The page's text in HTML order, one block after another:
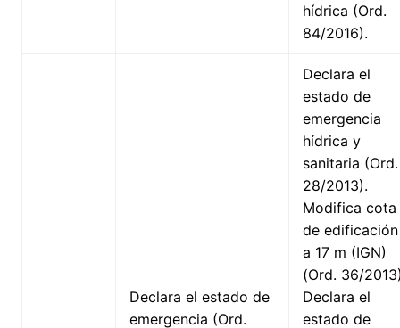
hídrica (Ord.
84/2016).
Declara el estado de
emergencia (Ord.
Declara el
estado de
emergencia
hídrica y
sanitaria (Ord.
28/2013).
Modifica cota
de edificación
a 17 m (IGN)
(Ord. 36/
Declara el
estado de